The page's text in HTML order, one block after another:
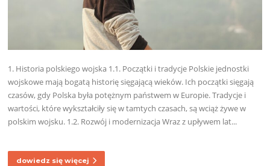
1. Historia polskiego wojska 1.1. Początki i tradycje Polskie jednostki
wojskowe mają bogatą historię sięgającą wieków. Ich początki sięgają
czasów, gdy Polska była potężnym państwem w Europie. Tradycje i
wartości, które wykształciły się w tamtych czasach, są wciąż żywe w
polskim wojsku. 1.2. Rozwój i modernizacja Wraz z upływem lat...
dowiedz się więcej